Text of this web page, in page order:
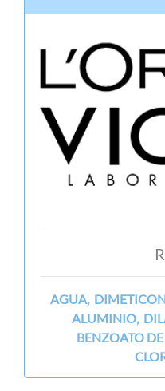
AGUA,
ALUMINIO,
BENZOATO